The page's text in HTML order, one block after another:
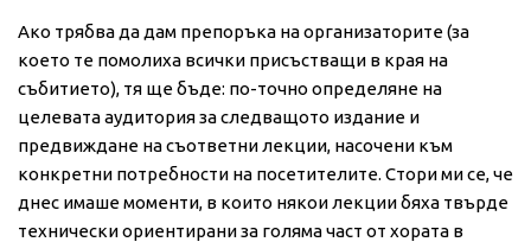
Ако трябва да дам препоръка на организаторите (за
което те помолиха всички присъстващи в края на
събитието), тя ще бъде: по-точно определяне на
целевата аудитория за следващото издание и
предвиждане на съответни лекции, насочени към
конкретни потребности на посетителите. Стори ми се, че
днес имаше моменти, в които някои лекции бяха твърде
технически ориентирани за голяма част от хората в